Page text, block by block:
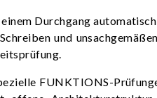
Durchgang
und
FUNKTIONS-